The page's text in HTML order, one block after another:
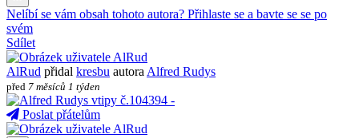
Nelíbí se vám obsah tohoto autora? Přihlaste se a bavte se se po
svém
Sdílet
AlRud přidal kresbu autora Alfred Rudys
před 7 měsíců 1 týden
Poslat přátelům